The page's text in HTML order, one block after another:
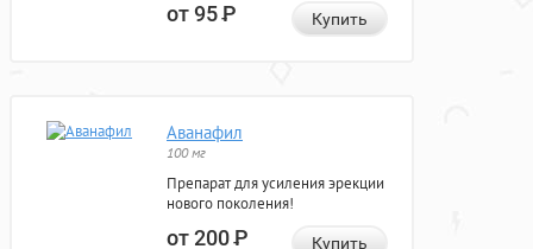
от 95Р Купить
Аванафил
100 мг
Препарат для усиления эрекции
нового поколения!
от 200Р Купить